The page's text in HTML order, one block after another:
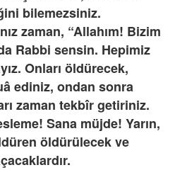
bilemezsiniz.
zaman, “Allahım! Bizim
Rabbi sensin. Hepimiz
Onları öldürecek,
ediniz, ondan sonra
zaman tekbîr getiriniz.
Sana müjde! Yarın,
öldürülecek ve